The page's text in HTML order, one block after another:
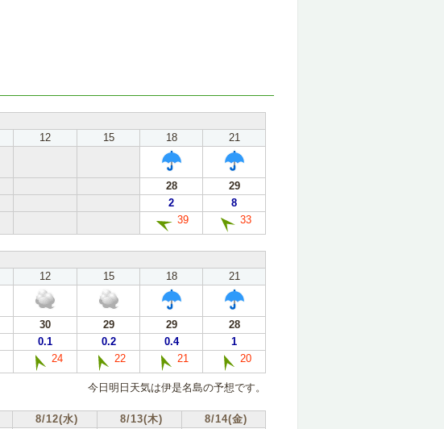
12 15 18
21
28
29
2
8
39 33
12 15 18
21
30 29 29
28
0.1 0.2 0.4
1
24 22 21 20
今日明日天気は伊是名島の予想です。
8/12(水) 8/13(木) 8/14(金)